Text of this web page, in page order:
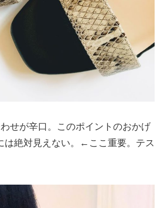
せが辛口。このポイントのおかげ
は絶対見えない。←ここ重要。テス